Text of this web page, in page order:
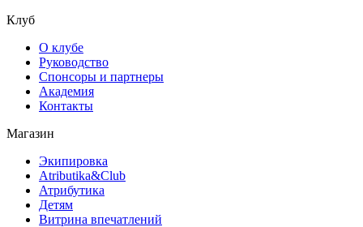
Клуб
О клубе
Руководство
Спонсоры и партнеры
Академия
Контакты
Магазин
Экипировка
Atributika&Club
Атрибутика
Детям
Витрина впечатлений